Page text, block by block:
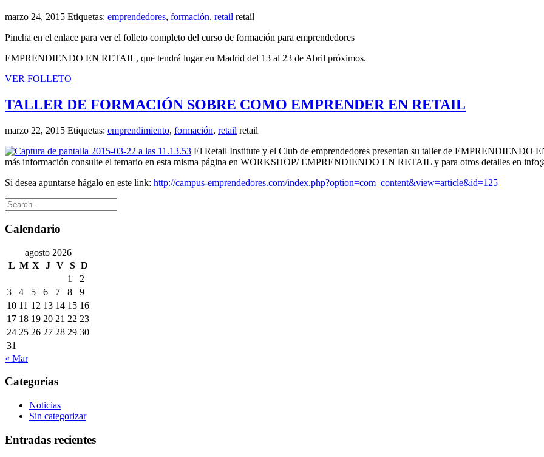
marzo 24, 2015 Etiquetas: emprendedores, formación, retail retail
Pincha en el enlace para ver el folleto completo del curso de formación para emprendedores
EMPRENDIENDO EN RETAIL, que tendrá lugar en Madrid del 13 al 23 de Abril próximos.
VER FOLLETO
TALLER DE FORMACIÓN SOBRE COMO EMPRENDER EN RETAIL
marzo 22, 2015 Etiquetas: emprendimiento, formación, retail retail
El Retail Institute y el Club de emprendedores presentan su taller de EMPRENDIENDO
más información consulte el temario en esta misma página en WORKSHOP/ EMPRENDIENDO EN RETAIL y para otros detalles en
Si desea apuntarse hágalo en este link: http://campus-emprendedores.com/index.php?option=com_content&view=article&id=125
Calendario
agosto 2026
L M X J V S D
1
2
3
4 5 6 7 8
9
10 11 12 13 14 15 16
17 18 19 20 21 22 23
24 25 26 27 28 29 30
31
« Mar
Categorías
Noticias
Sin categorizar
Entradas recientes